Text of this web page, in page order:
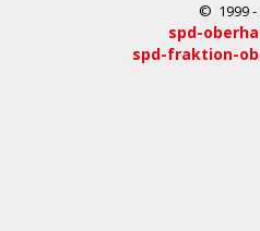
© 1999 -
spd-
spd-fraktion-